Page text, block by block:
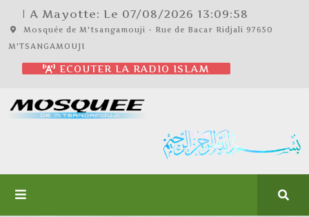
| A Mayotte: Le 07/08/2026 13:09:58
Mosquée de M'tsangamouji - Rue de Bacar Ridjali 97650
M'TSANGAMOUJI
ECOUTER LA RADIO ISLAM